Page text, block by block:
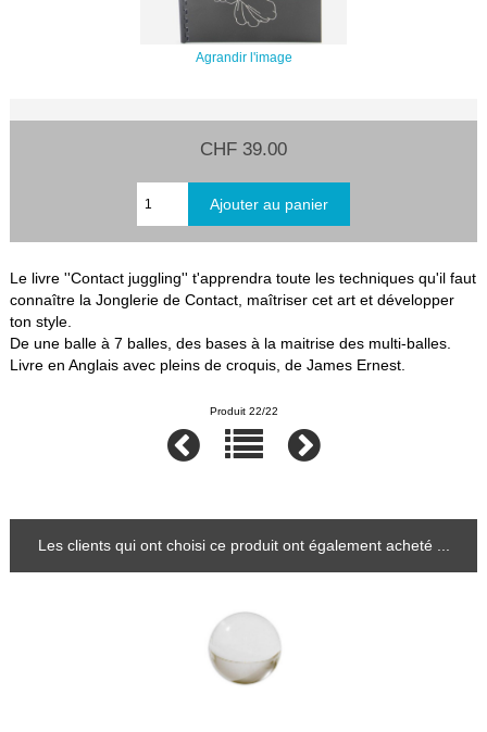
Agrandir l'image
CHF 39.00
Le livre ''Contact juggling'' t'apprendra toute les techniques qu'il faut
connaître la Jonglerie de Contact, maîtriser cet art et développer
ton style.
De une balle à 7 balles, des bases à la maitrise des multi-balles.
Livre en Anglais avec pleins de croquis, de James Ernest.
Produit 22/22
Les clients qui ont choisi ce produit ont également acheté ...